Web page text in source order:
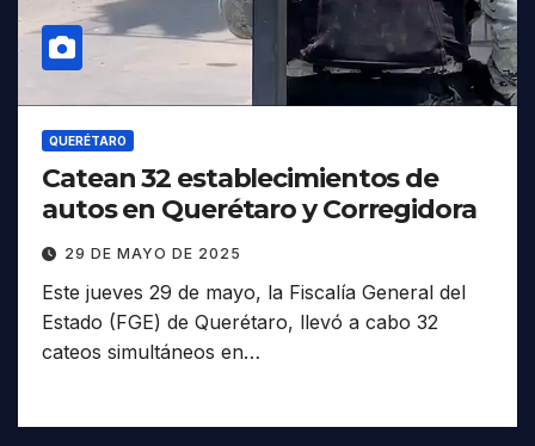
QUERÉTARO
Catean 32 establecimientos de
autos en Querétaro y Corregidora
29 DE MAYO DE 2025
Este jueves 29 de mayo, la Fiscalía General del
Estado (FGE) de Querétaro, llevó a cabo 32
cateos simultáneos en…